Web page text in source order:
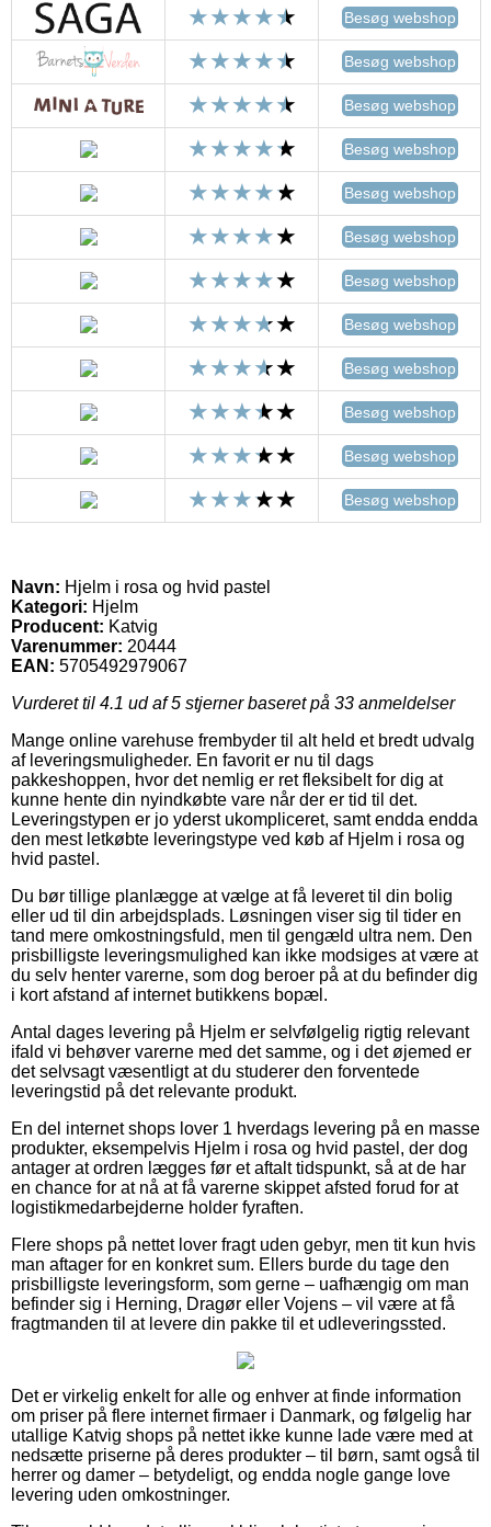
Besøg webshop
Besøg webshop
Besøg webshop
Besøg webshop
Besøg webshop
Besøg webshop
Besøg webshop
Besøg webshop
Besøg webshop
Besøg webshop
Besøg webshop
Besøg webshop
Navn: Hjelm i rosa og hvid pastel
Kategori: Hjelm
Producent: Katvig
Varenummer: 20444
EAN: 5705492979067
Vurderet til 4.1 ud af 5 stjerner baseret på 33 anmeldelser
Mange online varehuse frembyder til alt held et bredt udvalg
af leveringsmuligheder. En favorit er nu til dags
pakkeshoppen, hvor det nemlig er ret fleksibelt for dig at
kunne hente din nyindkøbte vare når der er tid til det.
Leveringstypen er jo yderst ukompliceret, samt endda endda
den mest letkøbte leveringstype ved køb af Hjelm i rosa og
hvid pastel.
Du bør tillige planlægge at vælge at få leveret til din bolig
eller ud til din arbejdsplads. Løsningen viser sig til tider en
tand mere omkostningsfuld, men til gengæld ultra nem. Den
prisbilligste leveringsmulighed kan ikke modsiges at være at
du selv henter varerne, som dog beroer på at du befinder dig
i kort afstand af internet butikkens bopæl.
Antal dages levering på Hjelm er selvfølgelig rigtig relevant
ifald vi behøver varerne med det samme, og i det øjemed er
det selvsagt væsentligt at du studerer den forventede
leveringstid på det relevante produkt.
En del internet shops lover 1 hverdags levering på en masse
produkter, eksempelvis Hjelm i rosa og hvid pastel, der dog
antager at ordren lægges før et aftalt tidspunkt, så at de har
en chance for at nå at få varerne skippet afsted forud for at
logistikmedarbejderne holder fyraften.
Flere shops på nettet lover fragt uden gebyr, men tit kun hvis
man aftager for en konkret sum. Ellers burde du tage den
prisbilligste leveringsform, som gerne – uafhængig om man
befinder sig i Herning, Dragør eller Vojens – vil være at få
fragtmanden til at levere din pakke til et udleveringssted.
Det er virkelig enkelt for alle og enhver at finde information
om priser på flere internet firmaer i Danmark, og følgelig har
utallige Katvig shops på nettet ikke kunne lade være med at
nedsætte priserne på deres produkter – til børn, samt også til
herrer og damer – betydeligt, og endda nogle gange love
levering uden omkostninger.